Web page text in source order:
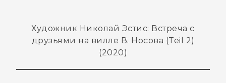
Художник Николай Эстис: Встреча с
друзьями на вилле В. Носова (Teil 2)
(2020)